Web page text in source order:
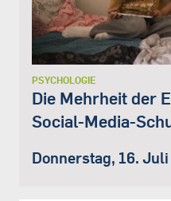
PSYCHOLOGIE
Die Mehrheit der
Social-Media-
Donnerstag, 16.